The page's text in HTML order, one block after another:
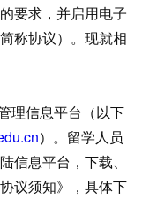
要求，并启用电子
称协议）。现就相
理信息平台（以下
）。留学人员
信息平台，下载、
议须知》，具体下